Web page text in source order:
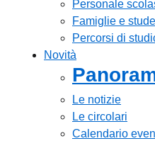
Personale
Famiglie e
Percorsi di
Novità
Le notizie
Le circolari
Calendario